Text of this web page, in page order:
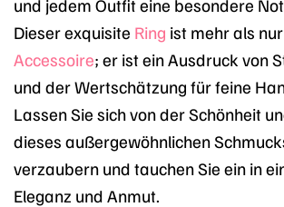
Dieser exquisite Ring ist mehr als
Accessoire; er ist ein Ausdruck von
und der Wertschätzung für feine
Lassen Sie sich von der Schönheit
dieses außergewöhnlichen
verzaubern und tauchen Sie ein in
Eleganz und Anmut.